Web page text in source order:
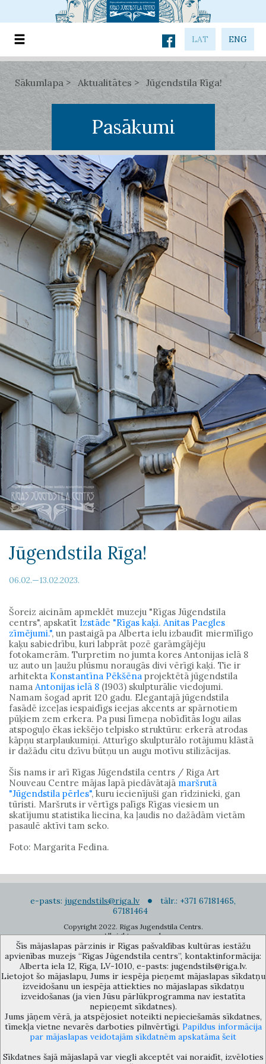
LAT ENG
Sākumlapa Aktualitātes Jūgendstila Rīga!
Pasākumi
Jūgendstila Rīga!
06.02.—13.02.2023.
Šoreiz aicinām apmeklēt muzeju "Rīgas Jūgendstila
centrs", apskatīt Izstāde "Rīgas kaķi. Anitas Paegles
zīmējumi.", un pastaigā pa Alberta ielu izbaudīt miermīlīgo
kaķu sabiedrību, kuri labprāt pozē garāmgājēju
fotokamerām. Turpretim no jumta kores Antonijas ielā 8
uz auto un ļaužu plūsmu noraugās divi vērīgi kaķi. Tie ir
arhitekta Konstantīna Pēkšēna projektētā jūgendstila
nama Antonijas ielā 8 (1903) skulpturālie viedojumi.
Namam šogad aprit 120 gadu. Elegantajā jūgendstila
fasādē izceļas iespaidīgs ieejas akcents ar spārnotiem
pūķiem zem erkera. Pa pusi līmeņa nobīdītās logu ailas
atspoguļo ēkas iekšējo telpisko struktūru: erkerā atrodas
kāpņu starplaukumiņi. Atturīgo skulpturālo rotājumu klāstā
ir dažādu citu dzīvu būtņu un augu motīvu stilizācijas.
Šis nams ir arī Rīgas Jūgendstila centrs / Riga Art
Nouveau Centre mājas lapā piedāvātajā maršrutā
"Jūgendstila pērles", kuru iecienījuši gan rīdzinieki, gan
tūristi. Maršruts ir vērtīgs palīgs Rīgas viesiem un
skatījumu statistika liecina, ka ļaudis no dažādām vietām
pasaulē aktīvi tam seko.
Foto: Margarita Fedina.
e-pasts: jugendstils@riga.lv
tālr.: +371 67181465,
67181464
Copyright 2022. Rigas Jugendstila Centrs.
All right reserved.
Pierakstīties jaunumiem
Rīgas pašvaldības kultūras iestāžu apvienības muzejs “Rīgas Jūgendstila
centrs”, Alberta iela 12, Rīga, LV 1010, Latvija (durvju kods: 12),
jugendstils@riga.lv
Šīs mājaslapas pārzinis ir Rīgas pašvaldības kultūras iestāžu
apvienības muzejs “Rīgas Jūgendstila centrs”, kontaktinformācija:
Alberta iela 12, Rīga, LV-1010, e-pasts: jugendstils@riga.lv.
Lietojot šo mājaslapu, Jums ir iespēja pieņemt mājaslapas sīkdatņu
izveidošanu un iespēja attiekties no mājaslapas sīkdatņu
izveidošanas (ja vien Jūsu pārlūkprogramma nav iestatīta
nepieņemt sīkdatnes).
Jums jāņem vērā, ja atspējosiet noteikti nepieciešamās sīkdatnes,
tīmekļa vietne nevarēs darboties pilnvērtīgi. Papildus informācija
par mājaslapas veidotajām sīkdatnēm apskatāma šeit
Sīkdatnes šajā mājaslapā var viegli akceptēt vai noraidīt, izvēloties